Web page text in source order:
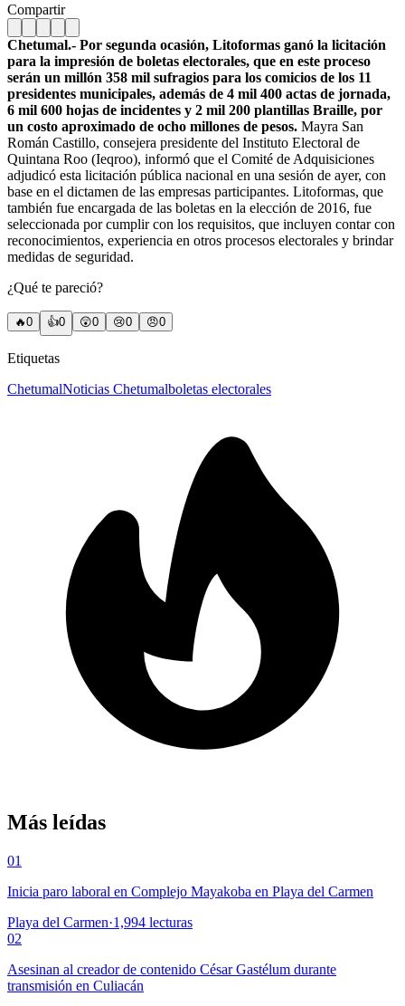
Compartir
Chetumal.- Por segunda ocasión, Litoformas ganó la licitación
para la impresión de boletas electorales, que en este proceso
serán un millón 358 mil sufragios para los comicios de los 11
presidentes municipales, además de 4 mil 400 actas de jornada,
6 mil 600 hojas de incidentes y 2 mil 200 plantillas Braille, por
un costo aproximado de ocho millones de pesos. Mayra San
Román Castillo, consejera presidente del Instituto Electoral de
Quintana Roo (Ieqroo), informó que el Comité de Adquisiciones
adjudicó esta licitación pública nacional en una sesión de ayer, con
base en el dictamen de las empresas participantes. Litoformas, que
también fue encargada de las boletas en la elección de 2016, fue
seleccionada por cumplir con los requisitos, que incluyen contar con
reconocimientos, experiencia en otros procesos electorales y brindar
medidas de seguridad.
¿Qué te pareció?
🔥0 👍0 😲0 😢0 😠0
Etiquetas
ChetumalNoticias Chetumalboletas electorales
Más leídas
01
Inicia paro laboral en Complejo Mayakoba en Playa del Carmen
Playa del Carmen·1,994 lecturas
02
Asesinan al creador de contenido César Gastélum durante
transmisión en Culiacán